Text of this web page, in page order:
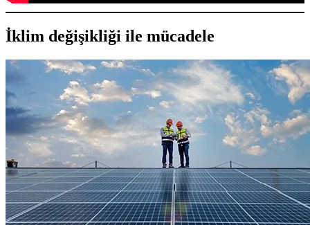
İklim değişikliği ile mücadele